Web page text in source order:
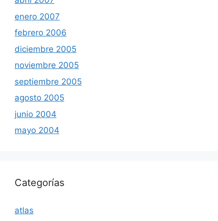
enero 2007
febrero 2006
diciembre 2005
noviembre 2005
septiembre 2005
agosto 2005
junio 2004
mayo 2004
Categorías
atlas